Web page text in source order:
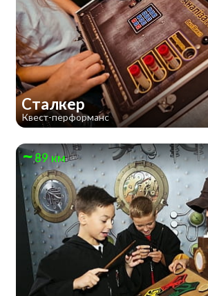
Сталкер
Квест-перформанс
89 км